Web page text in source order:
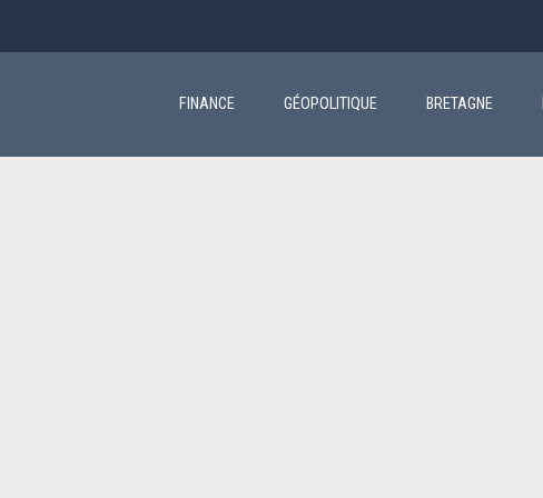
navigation
FINANCE GÉOPOLITIQUE BRETAGNE